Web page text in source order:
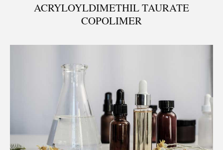
ACRYLOYLDIMETHIL TAURATE
COPOLIMER